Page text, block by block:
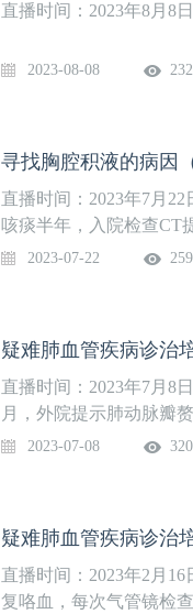
直播时间：2023年8月8
2023-08-08
寻找胸腔积液的病因
直播时间：2023年7月
咳痰半年，入院检查CT
肺结核经过4联抗痨治
2023-07-22
疑难肺血管疾病诊治
直播时间：2023年7月8
月，外院提示肺动脉瓣
瘤? 菌栓? 血管炎?本期
2023-07-08
疑难肺血管疾病诊治
直播时间：2023年2月
复咯血，每次气管镜检